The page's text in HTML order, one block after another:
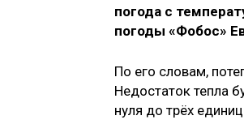
погода с
погоды «Фобос»
По его словам,
Недостаток тепла
нуля до трёх